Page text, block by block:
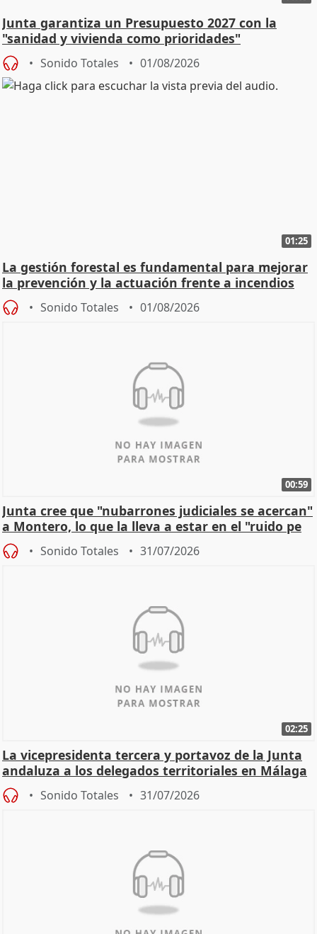
Junta garantiza un Presupuesto 2027 con la
"sanidad y vivienda como prioridades"
Sonido Totales 01/08/2026
01:25
La gestión forestal es fundamental para mejorar
la prevención y la actuación frente a incendios
Sonido Totales 01/08/2026
00:59
Junta cree que "nubarrones judiciales se acercan"
a Montero, lo que la lleva a estar en el "ruido pe
Sonido Totales 31/07/2026
02:25
La vicepresidenta tercera y portavoz de la Junta
andaluza a los delegados territoriales en Málaga
Sonido Totales 31/07/2026